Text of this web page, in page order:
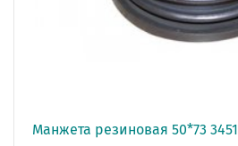
Манжета резиновая 50*73 3451